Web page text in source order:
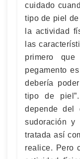
cuidado
tipo de piel
la actividad
las
primero
pegamento
debería
tipo de
depende del
sudoración
tratada así
realice. Pero